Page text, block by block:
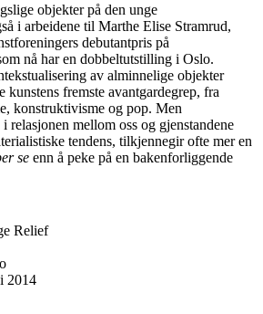
objekter på den unge
i arbeidene til Marthe Elise Stramrud,
debutantpris på
nå har en dobbeltutstilling i Oslo.
av alminnelige objekter
kunstens fremste avantgardegrep, fra
konstruktivisme og pop. Men
relasjonen mellom oss og gjenstandene
tendens, tilkjennegir ofte mer en
se enn å peke på en bakenforliggende
Relief
2014